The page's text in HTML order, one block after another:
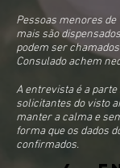
Pessoas menores de
mais são
podem ser
Consulado achem
A entrevista é a
solicitantes do visto
manter a calma e
forma que os dados
confirmados.